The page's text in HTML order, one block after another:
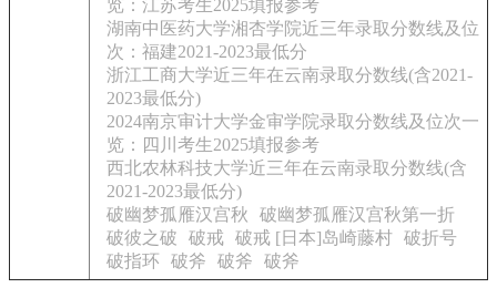
览：江苏考生2025填报参考
湖南中医药大学湘杏学院近三年录取分数线及位
次：福建2021-2023最低分
浙江工商大学近三年在云南录取分数线(含2021-
2023最低分)
2024南京审计大学金审学院录取分数线及位次一
览：四川考生2025填报参考
西北农林科技大学近三年在云南录取分数线(含
2021-2023最低分)
破幽梦孤雁汉宫秋
破幽梦孤雁汉宫秋第一折
破彼之破
破戒 破戒 [日本]岛崎藤村 破折号
破指环
破斧 破斧 破斧